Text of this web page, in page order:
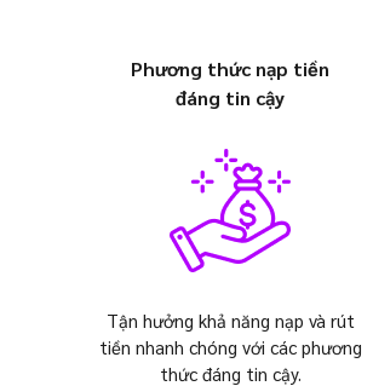
Phương thức nạp tiền
đáng tin cậy
Tận hưởng khả năng nạp và rút
tiền nhanh chóng với các phương
thức đáng tin cậy.